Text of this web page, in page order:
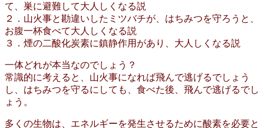
て、巣に避難して大人しくなる説
２．山火事と勘違いしたミツバチが、はちみつを守ろうと、
お腹一杯食べて大人しくなる説
３．煙の二酸化炭素に鎮静作用があり、大人しくなる説
一体どれが本当なのでしょう？
常識的に考えると、山火事になれば飛んで逃げるでしょう
し、はちみつを守るにしても、食べた後、飛んで逃げるでし
ょう。
多くの生物は、エネルギーを発生させるために酸素を必要と